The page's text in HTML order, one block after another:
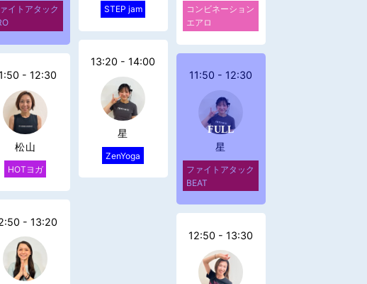
イトアタック
- 12:30
松山
HOTヨガ
- 13:20
STEP jam
13:20 - 14:00
星
ZenYoga
コンビネーション
エアロ
11:50 - 12:30
星
ファイトアタック
BEAT
12:50 - 13:30